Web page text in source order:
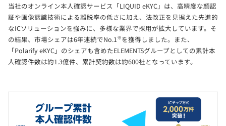
当社のオンライン本人確認サービス「LIQUID eKYC」は、高精度な顔認
証や画像認識技術による離脱率の低さに加え、法改正を見据えた先進的
なICソリューションを強みに、多様な業界で採用が拡大しています。そ
の結果、市場シェアは6年連続でNo.1 ※を獲得しました。また、
「Polarify eKYC」のシェアも含めたELEMENTSグループとしての累計本
人確認件数は約1.3億件、累計契約数は約600社となっています。